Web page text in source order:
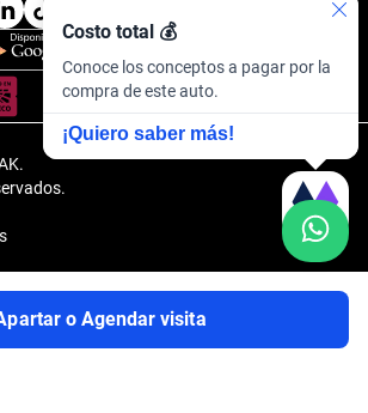
o Agendar visita
Costo total 💰
Conoce los conceptos a pagar por la
compra de este auto.
¡Quiero saber más!
Carretera Amomolulco - Capulhuac, No. 1 Col.